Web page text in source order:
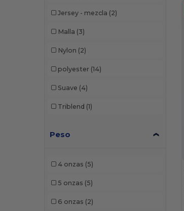
Jersey - mezcla (2)
Malla (3)
Nylon (2)
polyester (14)
Suave (4)
Triblend (1)
Peso
4 onzas (5)
5 onzas (5)
6 onzas (2)